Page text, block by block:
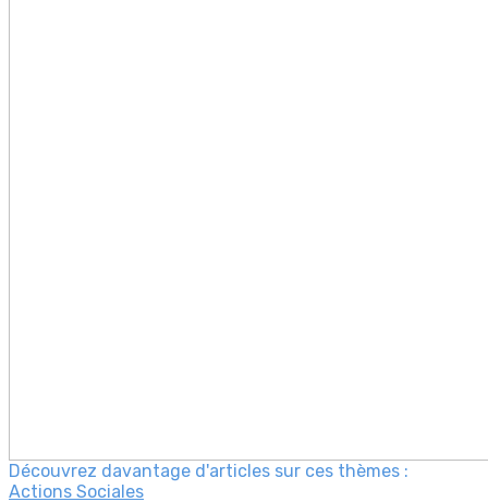
Découvrez davantage d'articles sur ces thèmes :
Actions Sociales